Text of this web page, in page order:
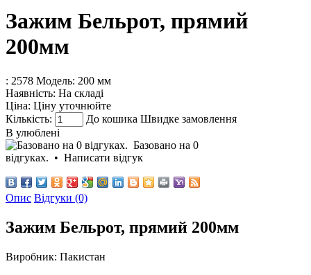
Зажим Бельрот, прямий
200мм
: 2578 Модель: 200 мм
Наявність: На складі
Ціна: Ціну уточнюйте
Кількість:
До кошика Швидке замовлення
В улюблені
Базовано на 0
відгуках. • Написати відгук
Опис Відгуки (0)
Зажим Бельрот, прямий 200мм
Виробник: Пакистан